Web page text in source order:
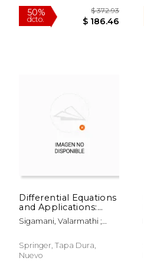
Differential Equations
and Applications:
Icabs 2019,
Tiruchirappalli, India,
Inglés)
Sigamani, Valarmathi ;
Nagarajan, Shivaranjani
Springer, Tapa Dura,
Nuevo